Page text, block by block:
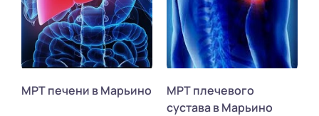
МРТ печени в Марьино
МРТ плечевого
сустава в Марьино